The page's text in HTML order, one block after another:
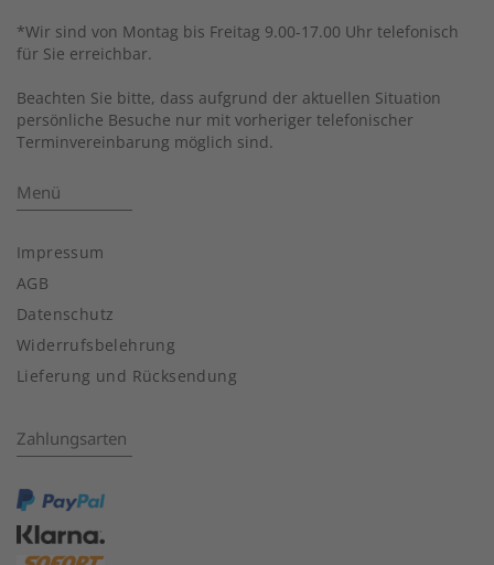
*Wir sind von Montag bis Freitag 9.00-17.00 Uhr telefonisch
für Sie erreichbar.
Beachten Sie bitte, dass aufgrund der aktuellen Situation
persönliche Besuche nur mit vorheriger telefonischer
Terminvereinbarung möglich sind.
Menü
Impressum
AGB
Datenschutz
Widerrufsbelehrung
Lieferung und Rücksendung
Zahlungsarten